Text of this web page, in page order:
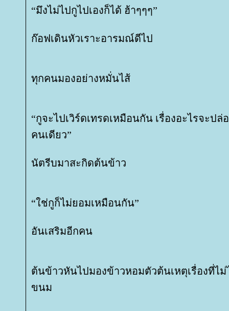
“มึงไม่ไปกูไปเองก็ได้ ฮ้าๆๆๆ”
ก๊อฟเดินหัวเราะอารมณ์ดีไป
ทุกคนมองอย่างหมั่นไส้
“กูจะไปเวิร์ดเทรดเหมือนกัน เรื่องอะไรจะปล่
คนเดียว”
นัตรีบมาสะกิดต้นข้าว
“ใช่กูก็ไม่ยอมเหมือนกัน”
อันเสริมอีกคน
ต้นข้าวหันไปมองข้าวหอมตัวต้นเหตุเรื่องที่ไ
ขนม